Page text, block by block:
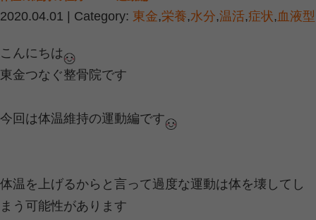
日本人が必要なタンパク質は
通常成人男性で1日70g、女性で60g
これを1種類の食品で補うと
米なら1升が必要です